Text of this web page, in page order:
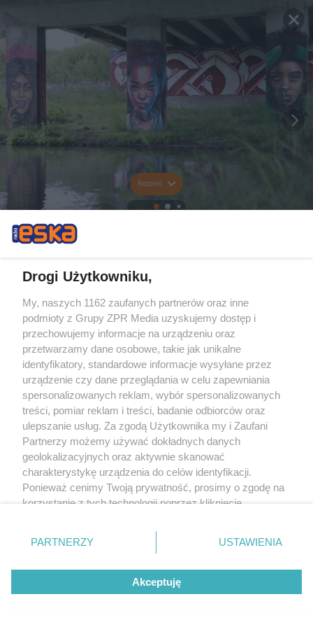
Rozwiń
Drogi Użytkowniku,
My, naszych 1162 zaufanych partnerów oraz inne
podmioty z Grupy ZPR Media uzyskujemy dostęp i
przechowujemy informacje na urządzeniu oraz
przetwarzamy dane osobowe, takie jak unikalne
identyfikatory, standardowe informacje wysyłane przez
urządzenie czy dane przeglądania w celu zapewniania
spersonalizowanych reklam, wybór spersonalizowanych
treści, pomiar reklam i treści, badanie odbiorców oraz
ulepszanie usług. Za zgodą Użytkownika my i Zaufani
Partnerzy możemy używać dokładnych danych
geolokalizacyjnych oraz aktywnie skanować
charakterystykę urządzenia do celów identyfikacji.
Ponieważ cenimy Twoją prywatność, prosimy o zgodę na
korzystanie z tych technologii poprzez kliknięcie
zmienić/wycofać klikając przycisk ustawień prywatności
znajdujący się w lewym dolnym rogu strony
rodzaje przetwarzania danych nie wymagają zgody
użytkownika, ale masz prawo sprzeciwić się takiemu
przetwarzaniu. Preferencje będą miały zastosowanie tylko
PARTNERZY USTAWIENIA
Akceptuję